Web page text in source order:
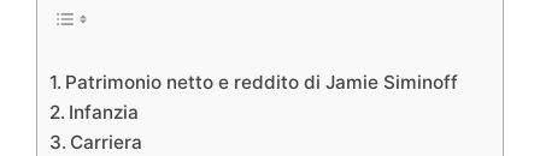
Patrimonio netto e reddito di Jamie Siminoff
Infanzia
Carriera